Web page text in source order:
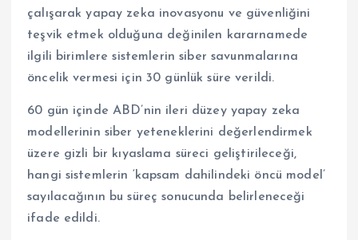
çalışarak yapay zeka inovasyonu ve güvenliğini
teşvik etmek olduğuna değinilen kararnamede
ilgili birimlere sistemlerin siber savunmalarına
öncelik vermesi için 30 günlük süre verildi.
60 gün içinde ABD’nin ileri düzey yapay zeka
modellerinin siber yeteneklerini değerlendirmek
üzere gizli bir kıyaslama süreci geliştirileceği,
hangi sistemlerin ‘kapsam dahilindeki öncü model’
sayılacağının bu süreç sonucunda belirleneceği
ifade edildi.